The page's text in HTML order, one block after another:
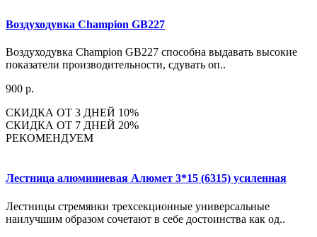
Воздуходувка Champion GB227
Воздуходувка Champion GB227 способна выдавать высокие
показатели производительности, сдувать оп..
900 р.
СКИДКА ОТ 3 ДНЕЙ 10%
СКИДКА ОТ 7 ДНЕЙ 20%
РЕКОМЕНДУЕМ
Лестница алюминиевая Алюмет 3*15 (6315) усиленная
Лестницы стремянки трехсекционные универсальные
наилучшим образом сочетают в себе достоинства как од..